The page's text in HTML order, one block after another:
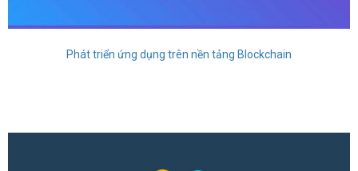
Phát triển ứng dụng trên nền tảng Blockchain